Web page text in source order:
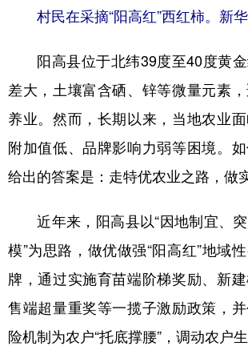
村民在采摘“阳高红”西红柿。新
阳高县位于北纬39度至40度黄金
差大，土壤富含硒、锌等微量元素
养业。然而，长期以来，当地农业面
附加值低、品牌影响力弱等困境。
给出的答案是：走特优农业之路，做实
近年来，阳高县以“因地制宜、
模”为思路，做优做强“阳高红”地域
牌，通过实施育苗端阶梯奖励、新
售端超量重奖等一揽子激励政策，
险机制为农户“托底撑腰”，调动农户生